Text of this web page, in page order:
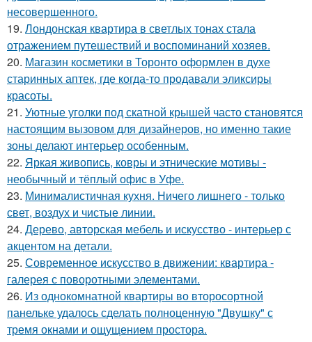
несовершенного.
19. Лондонская квартира в светлых тонах стала
отражением путешествий и воспоминаний хозяев.
20. Магазин косметики в Торонто оформлен в духе
старинных аптек, где когда-то продавали эликсиры
красоты.
21. Уютные уголки под скатной крышей часто становятся
настоящим вызовом для дизайнеров, но именно такие
зоны делают интерьер особенным.
22. Яркая живопись, ковры и этнические мотивы -
необычный и тёплый офис в Уфе.
23. Минималистичная кухня. Ничего лишнего - только
свет, воздух и чистые линии.
24. Дерево, авторская мебель и искусство - интерьер с
акцентом на детали.
25. Современное искусство в движении: квартира -
галерея с поворотными элементами.
26. Из однокомнатной квартиры во второсортной
панельке удалось сделать полноценную "Двушку" с
тремя окнами и ощущением простора.